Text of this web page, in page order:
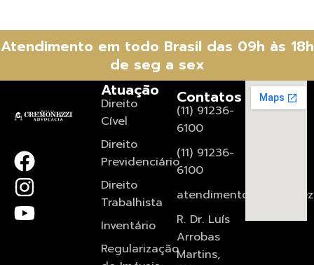
Atendimento em todo Brasil das 09h às 18h
de seg a sex
Atuação
Direito
Cível
Direito
Previdenciário
Direito
Trabalhista
Inventário
Regularização
Contatos
(11) 91236-
6100
(11) 91236-
6100
R. Dr. Luís
Arrobas
Martins,